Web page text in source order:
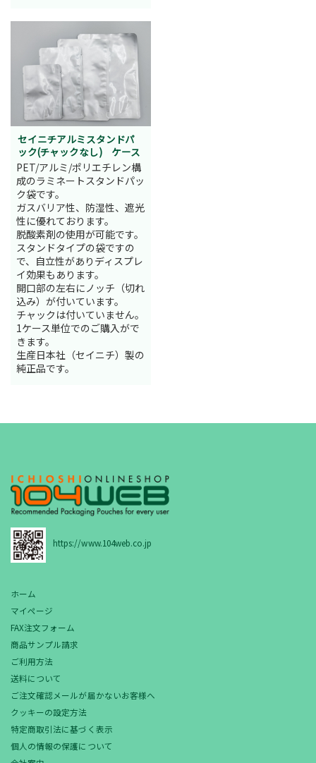
セイニチアルミスタンドパ
ック(チャックなし) ケース
PET/アルミ/ポリエチレン構
成のラミネートスタンドパッ
ク袋です。
ガスバリア性、防湿性、遮光
性に優れております。
脱酸素剤の使用が可能です。
スタンドタイプの袋ですの
で、自立性がありディスプレ
イ効果もあります。
開口部の左右にノッチ（切れ
込み）が付いています。
チャックは付いていません。
1ケース単位でのご購入がで
きます。
生産日本社（セイニチ）製の
純正品です。
https://www.104web.co.jp
ホーム
マイページ
FAX注文フォーム
商品サンプル請求
ご利用方法
送料について
ご注文確認メールが届かないお客様へ
クッキーの設定方法
特定商取引法に基づく表示
個人の情報の保護について